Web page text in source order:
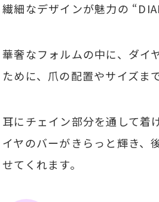
繊細なデザインが魅力の
華奢なフォルムの中に、ダイ
ために、爪の配置やサイズま
耳にチェイン部分を通して着
イヤのバーがきらっと輝き、
せてくれます。